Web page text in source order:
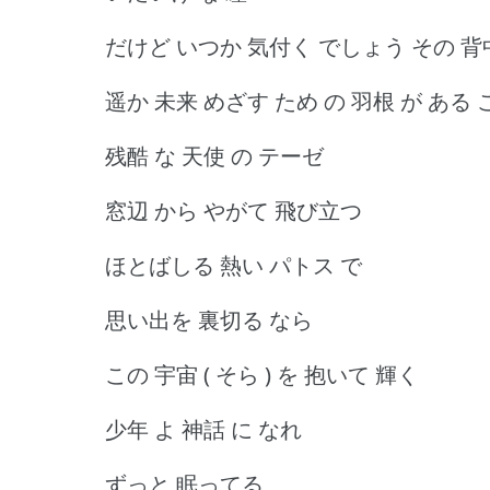
だけど いつか 気付く でしょう その 背
遥か 未来 めざす ため の 羽根 が ある
残酷 な 天使 の テーゼ
窓辺 から やがて 飛び立つ
ほとばしる 熱い パトス で
思い出を 裏切る なら
この 宇宙 ( そら ) を 抱いて 輝く
少年 よ 神話 に なれ
ずっと 眠ってる